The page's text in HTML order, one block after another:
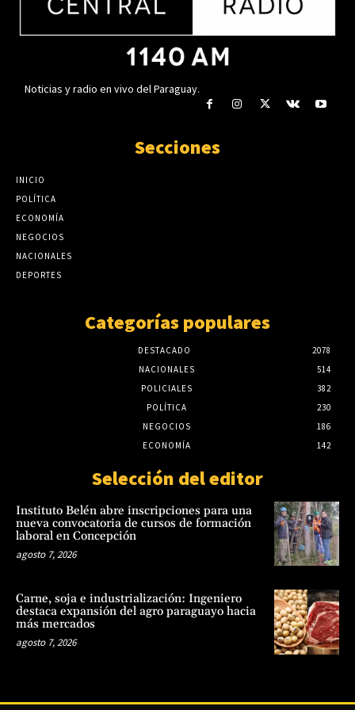
insuficiente
Noticias y radio en vivo del Paraguay.
Secciones
INICIO
POLÍTICA
ECONOMÍA
NEGOCIOS
NACIONALES
DEPORTES
Categorías populares
DESTACADO
2078
NACIONALES
514
POLICIALES
382
POLÍTICA
230
NEGOCIOS
186
ECONOMÍA
142
Selección del editor
Instituto Belén abre inscripciones para una
nueva convocatoria de cursos de formación
laboral en Concepción
agosto 7, 2026
Carne, soja e industrialización: Ingeniero
destaca expansión del agro paraguayo hacia
más mercados
agosto 7, 2026